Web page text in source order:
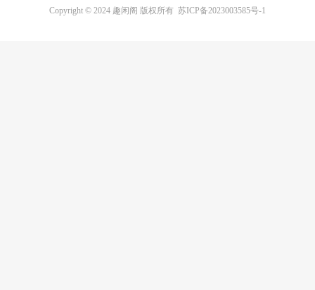
Copyright © 2024 趣闲阁 版权所有 苏ICP备2023003585号-1